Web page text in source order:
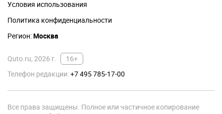
Условия использования
Политика конфиденциальности
Регион:Москва
Quto.ru, 2026 г.
16+
Телефон редакции:+7 495 785-17-00
Все права защищены. Полное или частичное копирование